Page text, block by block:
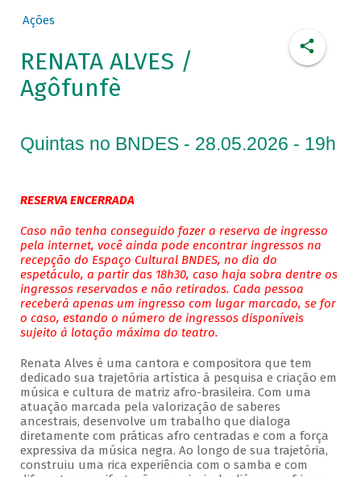
Ações
RENATA ALVES /
Agôfunfè
Quintas no BNDES - 28.05.2026 - 19h
RESERVA ENCERRADA
Caso não tenha conseguido fazer a reserva de ingresso
pela internet, você ainda pode encontrar ingressos na
recepção do Espaço Cultural BNDES, no dia do
espetáculo, a partir das 18h30, caso haja sobra dentre os
ingressos reservados e não retirados. Cada pessoa
receberá apenas um ingresso com lugar marcado, se for
o caso, estando o número de ingressos disponíveis
sujeito à lotação máxima do teatro.
Renata Alves é uma cantora e compositora que tem
dedicado sua trajetória artística à pesquisa e criação em
música e cultura de matriz afro-brasileira. Com uma
atuação marcada pela valorização de saberes
ancestrais, desenvolve um trabalho que dialoga
diretamente com práticas afro centradas e com a força
expressiva da música negra. Ao longo de sua trajetória,
construiu uma rica experiência com o samba e com